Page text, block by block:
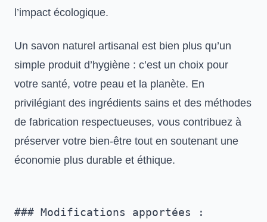
l’impact écologique.
Un savon naturel artisanal est bien plus qu’un
simple produit d’hygiène : c’est un choix pour
votre santé, votre peau et la planète. En
privilégiant des ingrédients sains et des méthodes
de fabrication respectueuses, vous contribuez à
préserver votre bien-être tout en soutenant une
économie plus durable et éthique.
### Modifications apportées :